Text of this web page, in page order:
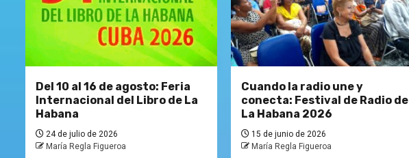
Del 10 al 16 de agosto: Feria
Internacional del Libro de La
Habana
24 de julio de 2026
María Regla Figueroa
Cuando la radio une y
conecta: Festival de Radio de
La Habana 2026
15 de junio de 2026
María Regla Figueroa